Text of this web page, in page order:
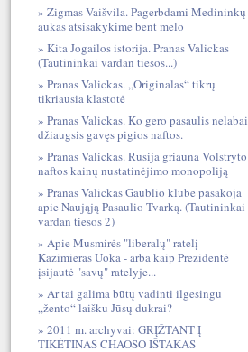
Zigmas Vaišvila. Pagerbdami Medininkų
aukas atsisakykime bent melo
Kita Jogailos istorija. Pranas Valickas
(Tautininkai vardan tiesos...)
Pranas Valickas. „Originalas“ tikrų
tikriausia klastotė
Pranas Valickas. Ko gero pasaulis nelabai
džiaugsis gavęs pigios naftos.
Pranas Valickas. Rusija griauna Volstryto
naftos kainų nustatinėjimo monopoliją
Pranas Valickas Gaublio klube pasakoja
apie Naująją Pasaulio Tvarką. (Tautininkai
vardan tiesos 2)
Apie Musmirės "liberalų" ratelį -
Kazimieras Uoka - arba kaip Prezidentė
įsijautė "savų" ratelyje...
Ar tai galima būtų vadinti ilgesingu
„žento“ laišku Jūsų dukrai?
2011 m. archyvai: GRĮŽTANT Į
TIKĖTINAS CHAOSO IŠTAKAS